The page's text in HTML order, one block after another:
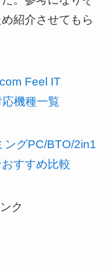
紹介させてもら
Feel IT
機種一覧
ングPC/BTO/2in1
すすめ比較
ク